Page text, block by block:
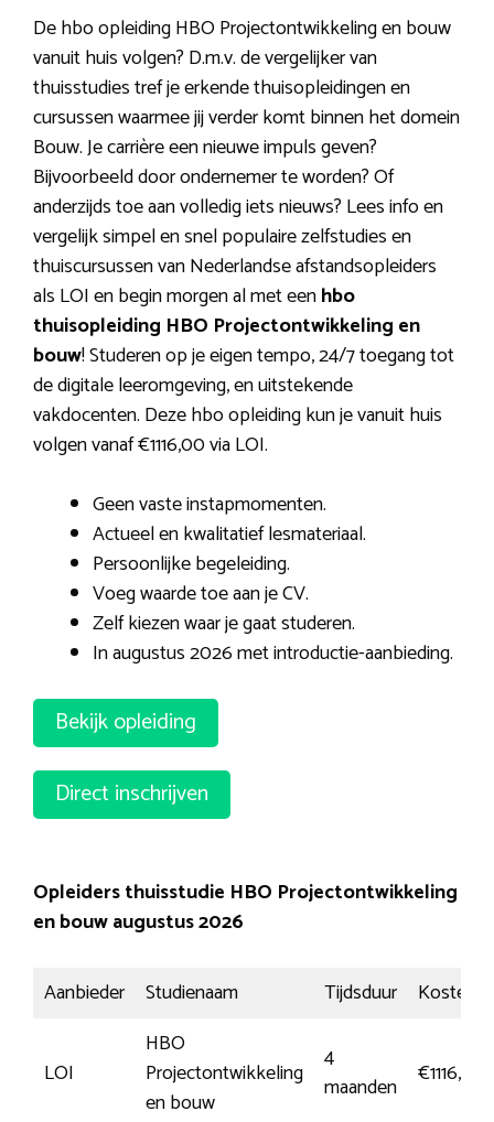
De hbo opleiding HBO Projectontwikkeling en bouw
vanuit huis volgen? D.m.v. de vergelijker van
thuisstudies tref je erkende thuisopleidingen en
cursussen waarmee jij verder komt binnen het domein
Bouw. Je carrière een nieuwe impuls geven?
Bijvoorbeeld door ondernemer te worden? Of
anderzijds toe aan volledig iets nieuws? Lees info en
vergelijk simpel en snel populaire zelfstudies en
thuiscursussen van Nederlandse afstandsopleiders
als LOI en begin morgen al met eenhbo
thuisopleiding HBO Projectontwikkeling en
bouw! Studeren op je eigen tempo, 24/7 toegang tot
de digitale leeromgeving, en uitstekende
vakdocenten. Deze hbo opleiding kun je vanuit huis
volgen vanaf €1116,00 via LOI.
Geen vaste instapmomenten.
Actueel en kwalitatief lesmateriaal.
Persoonlijke begeleiding.
Voeg waarde toe aan je CV.
Zelf kiezen waar je gaat studeren.
In augustus 2026 met introductie-aanbieding.
Bekijk opleiding
Direct inschrijven
Opleiders thuisstudie HBO Projectontwikkeling
en bouw augustus 2026
Aanbieder Studienaam Tijdsduur Kosten
LOI
HBO
Projectontwikkeling
en bouw
4
maanden
€1116,00